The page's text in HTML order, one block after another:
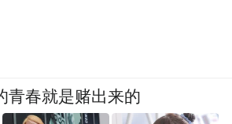
青春就是赌出来的